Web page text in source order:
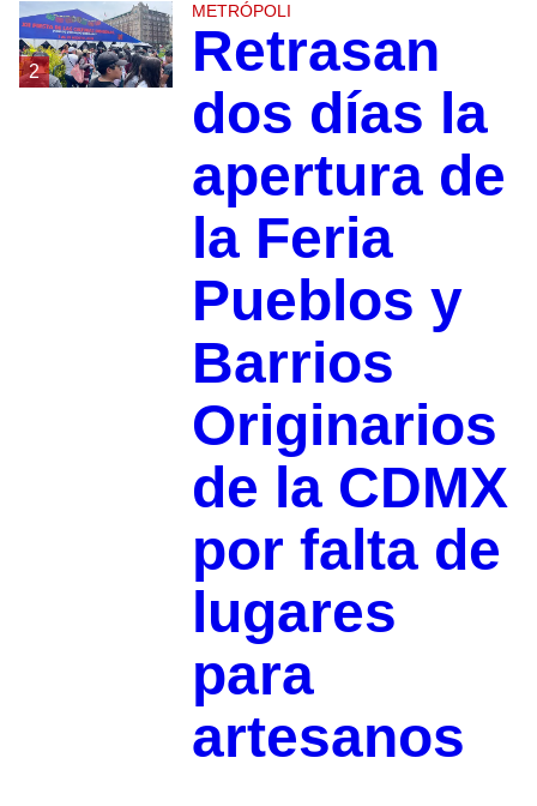
2
METRÓPOLI
Retrasan
dos días la
apertura de
la Feria
Pueblos y
Barrios
Originarios
de la CDMX
por falta de
lugares
para
artesanos